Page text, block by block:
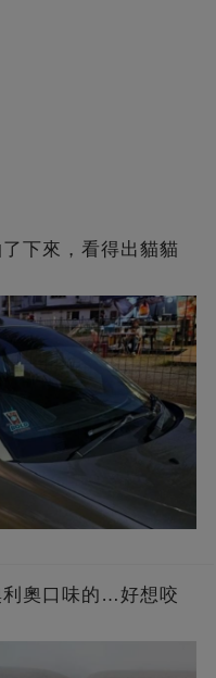
下來，看得出貓貓
奧口味的…好想咬